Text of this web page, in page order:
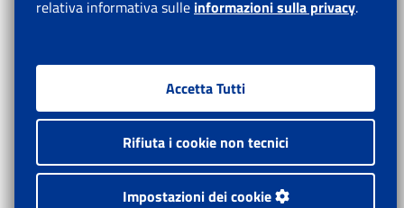
relativa informativa sulle informazioni sulla privacy.
Accetta Tutti
Rifiuta i cookie non tecnici
Impostazioni dei cookie